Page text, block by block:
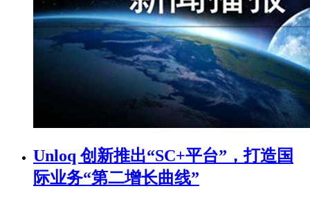
Unloq 创新推出“SC+平台”，打造国
际业务“第二增长曲线”